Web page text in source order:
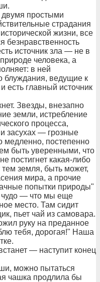
простыми
страдания
жизни, все
безнравственность
источник зла — не в
человека, а
в ней
блуждания, ведущие к
главный источник
Звезды, внезапно
земли, истребление
процесса,
засухах — грозные
медленно, постепенно
быть уверенными, что
постигнет какая-либо
земля, быть может,
мира, а прочие
попытки природы"
чудо — что мы еще
место. Там сидит
пьет чай из самовара.
руку на преданное
тебя, дорогая!" Наша
— наступит конец
можно пытаться
чашка продлила бы